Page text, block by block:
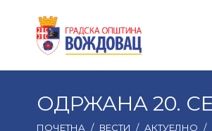
ОДРЖАНА 20.
ПОЧЕТНА / ВЕСТИ / АКТУЕЛНО /